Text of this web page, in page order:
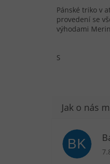
Pánské triko v
provedení se
výhodami
S
BK